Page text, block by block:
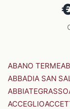
ABANO TERME
ABBADIA SAN
ABBIATEGRASSO
ACCEGLIO